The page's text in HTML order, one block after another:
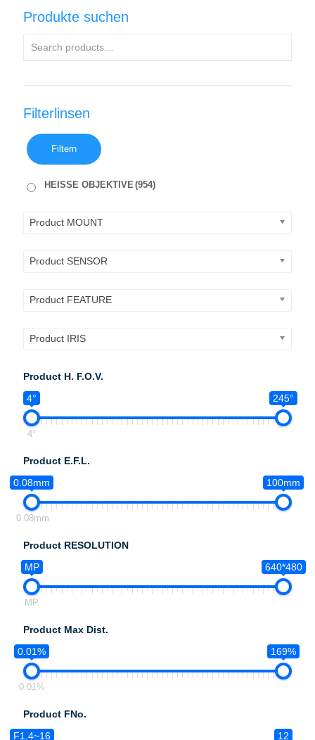
Produkte suchen
Filterlinsen
Filtern
HEISSE OBJEKTIVE(954)
Product MOUNT
Product SENSOR
Product FEATURE
Product IRIS
Product H. F.O.V.
4°
245°
4°
Product E.F.L.
0.08mm
100mm
0.08mm
Product RESOLUTION
MP
640*480
MP
Product Max Dist.
0.01%
169%
0.01%
Product FNo.
F1.4~16
12